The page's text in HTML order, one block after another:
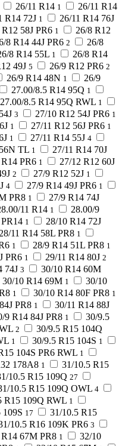
26/11 R14 1
26/11 R14
R14 72J 1 26/11 R14 76J
R12 58J PR6 1
26/8 R12
8 R14 44J PR6 2
26/8
8 R14 55L 1
26/8 R14
49J 5 26/9 R12 PR6 2
26/9 R14 48N 1
26/9
27.00/8.5 R14 95Q 1
27.00/8.5 R14 95Q RWL 1
3 27/10 R12 54J PR6 1
1 27/11 R12 56J PR6 1
1 27/11 R14 55J 4
TL 1
27/11 R14 70J
R14 PR6 1 27/12 R12 60J
2 27/9 R12 52J 1
4 27/9 R14 49J PR6 1
PR8 1
27/9 R14 74J
11 R14 1
28.00/9
1
28/10 R14 72J
28/11 R14 58L PR8 1
1 28/9 R14 51L PR8 1
PR6 1 29/11 R14 80J 2
74J 3
30/10 R14 60M
30/10 R14 69M 1
30/10
1 30/10 R14 80F PR8 1
PR8 1
30/11 R14 88J
9 R14 84J PR8 1
30/9.5
2
30/9.5 R15 104Q
1 30/9.5 R15 104S 1
104S PR6 RWL 1
178A8 1
31/10.5 R15
10.5 R15 109Q 27
10.5 R15 109Q OWL 4
R15 109Q RWL 1
109S 17
31/10.5 R15
10.5 R16 109K PR6 3
67M PR8 1
32/10